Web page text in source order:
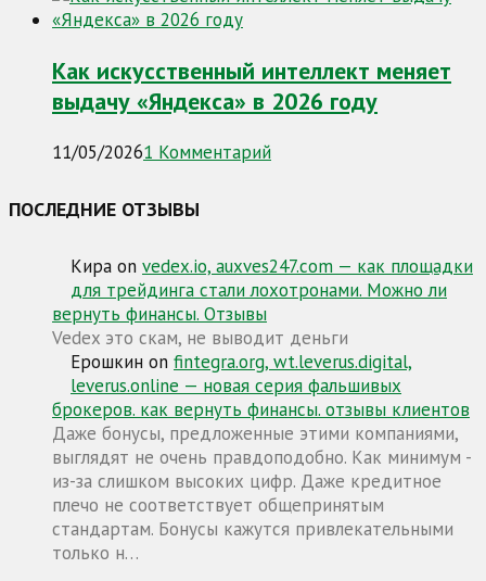
Как искусственный интеллект меняет
выдачу «Яндекса» в 2026 году
11/05/20261 Комментарий
ПОСЛЕДНИЕ ОТЗЫВЫ
Кира on vedex.io, auxves247.com — как площадки
для трейдинга стали лохотронами. Можно ли
вернуть финансы. Отзывы
Vedex это скам, не выводит деньги
Ерошкин on fintegra.org, wt.leverus.digital,
leverus.online — новая серия фальшивых
брокеров. как вернуть финансы. отзывы клиентов
Даже бонусы, предложенные этими компаниями,
выглядят не очень правдоподобно. Как минимум -
из-за слишком высоких цифр. Даже кредитное
плечо не соответствует общепринятым
стандартам. Бонусы кажутся привлекательными
только н…